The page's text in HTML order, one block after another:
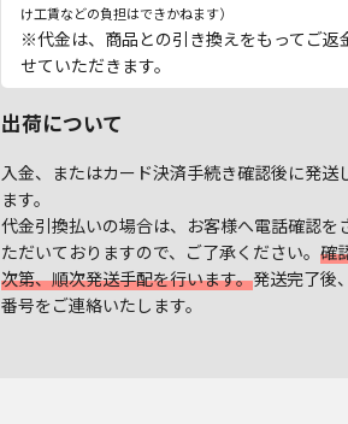
け工賃などの負担はできかねます）
※代金は、商品との引き換えをもってご返
せていただきます。
出荷について
入金、またはカード決済手続き確認後に発送
ます。
代金引換払いの場合は、お客様へ電話確認を
ただいておりますので、ご了承ください。 確
次第、順次発送手配を行います。発送完了後
番号をご連絡いたします。